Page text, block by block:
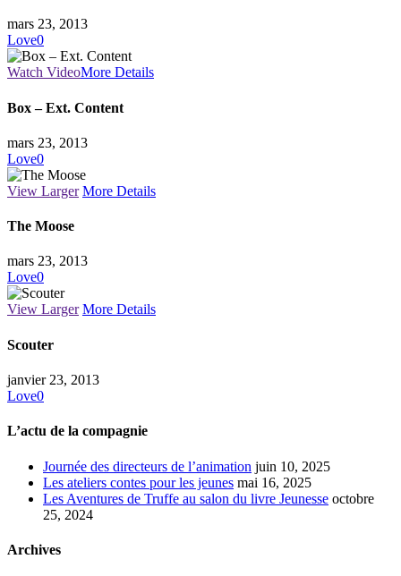
mars 23, 2013
Love0
Watch VideoMore Details
Box – Ext. Content
mars 23, 2013
Love0
View Larger More Details
The Moose
mars 23, 2013
Love0
View Larger More Details
Scouter
janvier 23, 2013
Love0
L’actu de la compagnie
Journée des directeurs de l’animation juin 10, 2025
Les ateliers contes pour les jeunes mai 16, 2025
Les Aventures de Truffe au salon du livre Jeunesse octobre
25, 2024
Archives